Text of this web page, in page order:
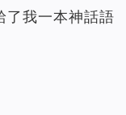
了我一本神話語